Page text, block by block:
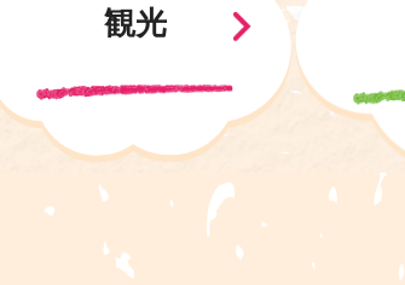
観光